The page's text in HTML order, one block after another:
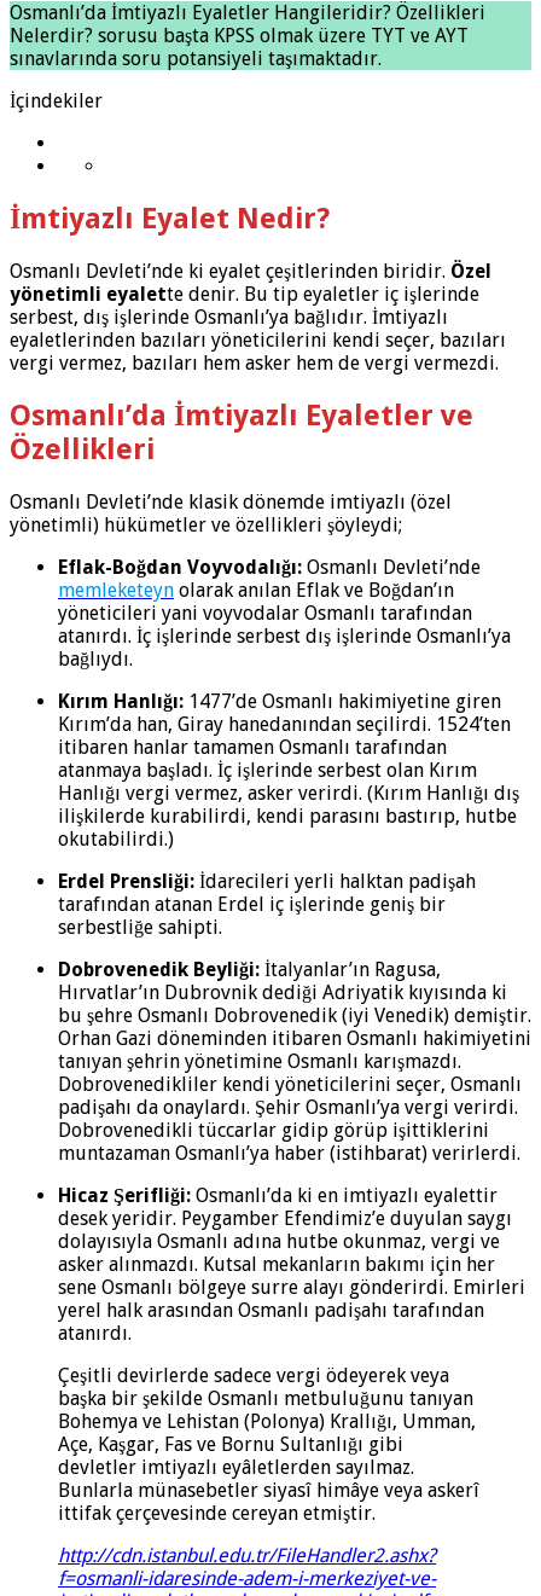
Osmanlı’da İmtiyazlı Eyaletler Hangileridir? Özellikleri
Nelerdir? sorusu başta KPSS olmak üzere TYT ve AYT
sınavlarında soru potansiyeli taşımaktadır.
İçindekiler
İmtiyazlı Eyalet Nedir?
Osmanlı Devleti’nde ki eyalet çeşitlerinden biridir. Özel
yönetimli eyalette denir. Bu tip eyaletler iç işlerinde
serbest, dış işlerinde Osmanlı’ya bağlıdır. İmtiyazlı
eyaletlerinden bazıları yöneticilerini kendi seçer, bazıları
vergi vermez, bazıları hem asker hem de vergi vermezdi.
Osmanlı’da İmtiyazlı Eyaletler ve
Özellikleri
Osmanlı Devleti’nde klasik dönemde imtiyazlı (özel
yönetimli) hükümetler ve özellikleri şöyleydi;
Eflak-Boğdan Voyvodalığı: Osmanlı Devleti’nde
memleketeyn olarak anılan Eflak ve Boğdan’ın
yöneticileri yani voyvodalar Osmanlı tarafından
atanırdı. İç işlerinde serbest dış işlerinde Osmanlı’ya
bağlıydı.
Kırım Hanlığı: 1477’de Osmanlı hakimiyetine giren
Kırım’da han, Giray hanedanından seçilirdi. 1524’ten
itibaren hanlar tamamen Osmanlı tarafından
atanmaya başladı. İç işlerinde serbest olan Kırım
Hanlığı vergi vermez, asker verirdi. (Kırım Hanlığı dış
ilişkilerde kurabilirdi, kendi parasını bastırıp, hutbe
okutabilirdi.)
Erdel Prensliği: İdarecileri yerli halktan padişah
tarafından atanan Erdel iç işlerinde geniş bir
serbestliğe sahipti.
Dobrovenedik Beyliği: İtalyanlar’ın Ragusa,
Hırvatlar’ın Dubrovnik dediği Adriyatik kıyısında ki
bu şehre Osmanlı Dobrovenedik (iyi Venedik) demiştir.
Orhan Gazi döneminden itibaren Osmanlı hakimiyetini
tanıyan şehrin yönetimine Osmanlı karışmazdı.
Dobrovenedikliler kendi yöneticilerini seçer, Osmanlı
padişahı da onaylardı. Şehir Osmanlı’ya vergi verirdi.
Dobrovenedikli tüccarlar gidip görüp işittiklerini
muntazaman Osmanlı’ya haber (istihbarat) verirlerdi.
Hicaz Şerifliği: Osmanlı’da ki en imtiyazlı eyalettir
desek yeridir. Peygamber Efendimiz’e duyulan saygı
dolayısıyla Osmanlı adına hutbe okunmaz, vergi ve
asker alınmazdı. Kutsal mekanların bakımı için her
sene Osmanlı bölgeye surre alayı gönderirdi. Emirleri
yerel halk arasından Osmanlı padişahı tarafından
atanırdı.
Çeşitli devirlerde sadece vergi ödeyerek veya
başka bir şekilde Osmanlı metbuluğunu tanıyan
Bohemya ve Lehistan (Polonya) Krallığı, Umman,
Açe, Kaşgar, Fas ve Bornu Sultanlığı gibi
devletler imtiyazlı eyâletlerden sayılmaz.
Bunlarla münasebetler siyasî himâye veya askerî
ittifak çerçevesinde cereyan etmiştir.
http://cdn.istanbul.edu.tr/FileHandler2.ashx?
f=osmanli-idaresinde-adem-i-merkeziyet-ve-